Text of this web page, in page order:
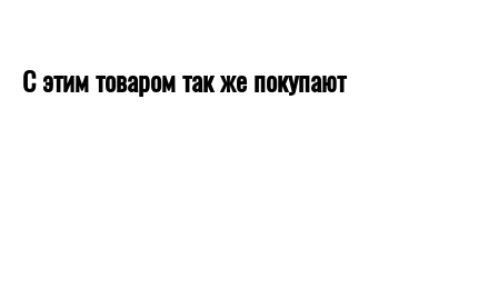
С этим товаром так же покупают